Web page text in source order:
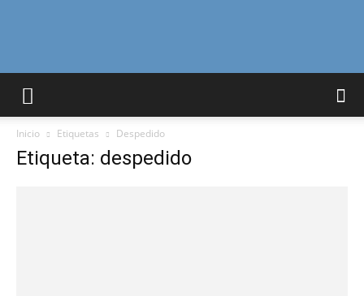
Curiosidades
Inicio Etiquetas Despedido
Etiqueta: despedido